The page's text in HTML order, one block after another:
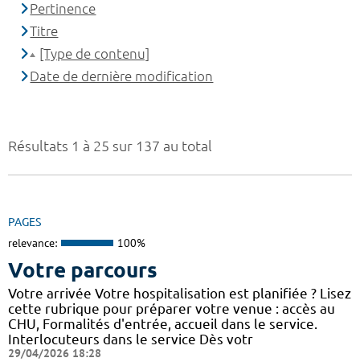
Résultats 1 à 25 sur 137 au total
PAGES
relevance: 100%
Votre parcours
Votre arrivée Votre hospitalisation est planifiée ? Lisez
cette rubrique pour préparer votre venue : accès au
CHU, Formalités d'entrée, accueil dans le service.
Interlocuteurs dans le service Dès votr
29/04/2026 18:28
Pertinence
Titre
[Type de contenu]
Date de dernière modification